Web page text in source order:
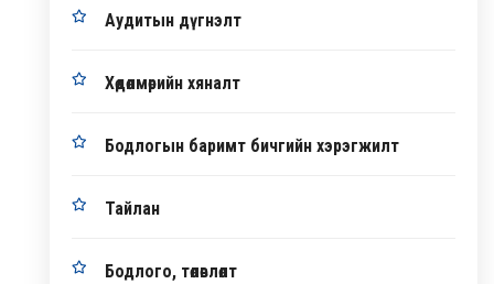
Аудитын дүгнэлт
Хөдөлмөрийн хяналт
Бодлогын баримт бичгийн хэрэгжилт
Тайлан
Бодлого, төлөвлөлт